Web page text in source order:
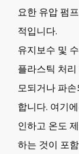
요한 유압 펌
적입니다.
유지보수 및
플라스틱 처
모되거나 파
합니다. 여기
인하고 온도
하는 것이 포